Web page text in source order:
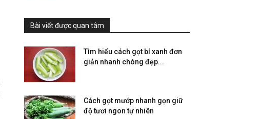
Bài viết được quan tâm
Tìm hiểu cách gọt bí xanh đơn
giản nhanh chóng đẹp...
Cách gọt mướp nhanh gọn giữ
độ tươi ngon tự nhiên